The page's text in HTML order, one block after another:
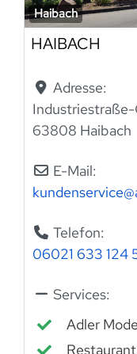
Haibach
HAIBACH
Adresse:
Industriestraße-
63808 Haibach
E-Mail:
kundenservice@
Telefon:
06021 633 124
Services:
Adler
Restaurant